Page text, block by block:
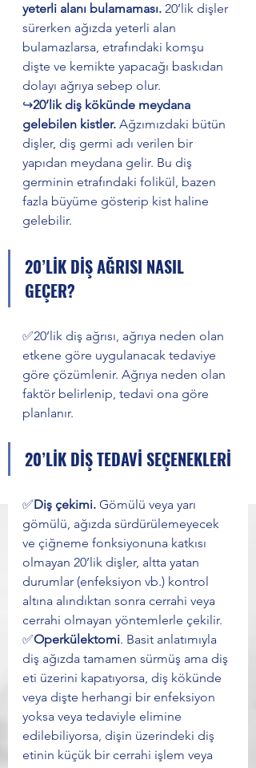
yeterli alanı bulamaması. 20’lik dişler
sürerken ağızda yeterli alan
bulamazlarsa, etrafındaki komşu
dişte ve kemikte yapacağı baskıdan
dolayı ağrıya sebep olur.
↪️20’lik diş kökünde meydana
gelebilen kistler. Ağzımızdaki bütün
dişler, diş germi adı verilen bir
yapıdan meydana gelir. Bu diş
germinin etrafındaki folikül, bazen
fazla büyüme gösterip kist haline
gelebilir.
20’LİK DİŞ AĞRISI NASIL
GEÇER?
✅20’lik diş ağrısı, ağrıya neden olan
etkene göre uygulanacak tedaviye
göre çözümlenir. Ağrıya neden olan
faktör belirlenip, tedavi ona göre
planlanır.
20’LİK DİŞ TEDAVİ SEÇENEKLERİ
✅Diş çekimi. Gömülü veya yarı
gömülü, ağızda sürdürülemeyecek
ve çiğneme fonksiyonuna katkısı
olmayan 20’lik dişler, altta yatan
durumlar (enfeksiyon vb.) kontrol
altına alındıktan sonra cerrahi veya
cerrahi olmayan yöntemlerle çekilir.
✅Operkülektomi. Basit anlatımıyla
diş ağızda tamamen sürmüş ama diş
eti üzerini kapatıyorsa, diş kökünde
veya dişte herhangi bir enfeksiyon
yoksa veya tedaviyle elimine
edilebiliyorsa, dişin üzerindeki diş
etinin küçük bir cerrahi işlem veya